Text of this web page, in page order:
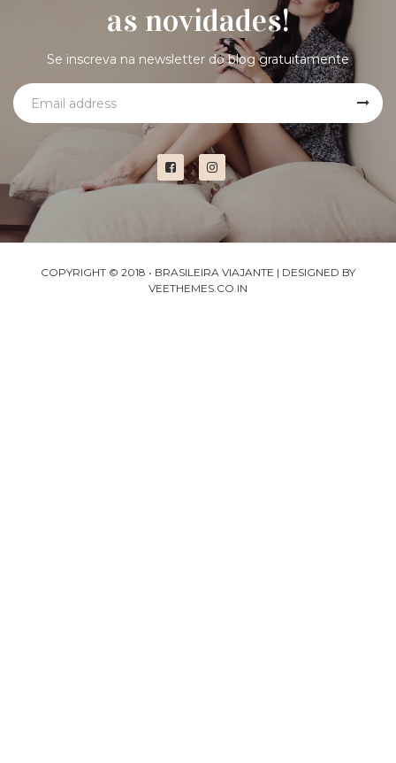
as novidades!
Se inscreva na newsletter do blog gratuitamente
COPYRIGHT © 2018 • BRASILEIRA VIAJANTE | DESIGNED BY
VEETHEMES.CO.IN